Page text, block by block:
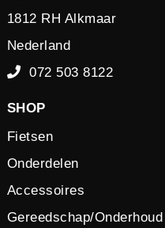
1812 RH Alkmaar
Nederland
072 503 8122
SHOP
Fietsen
Onderdelen
Accessoires
Gereedschap/Onderhoud